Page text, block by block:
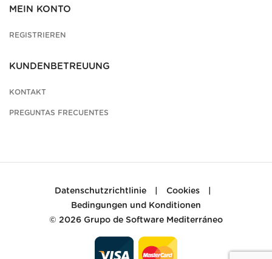
MEIN KONTO
REGISTRIEREN
KUNDENBETREUUNG
KONTAKT
PREGUNTAS FRECUENTES
Datenschutzrichtlinie Cookies
Bedingungen und Konditionen
© 2026 Grupo de Software Mediterráneo